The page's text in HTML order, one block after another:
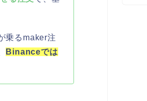
乗るmaker注
Binanceでは